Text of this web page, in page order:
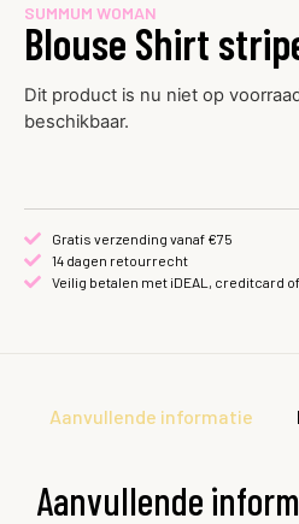
SUMMUM WOMAN
Blouse Shirt
Dit product is nu niet op
beschikbaar.
Gratis verzending vanaf €75
14 dagen retourrecht
Veilig betalen met iDEAL, creditcard of
Aanvullende informatie
Aanvullende